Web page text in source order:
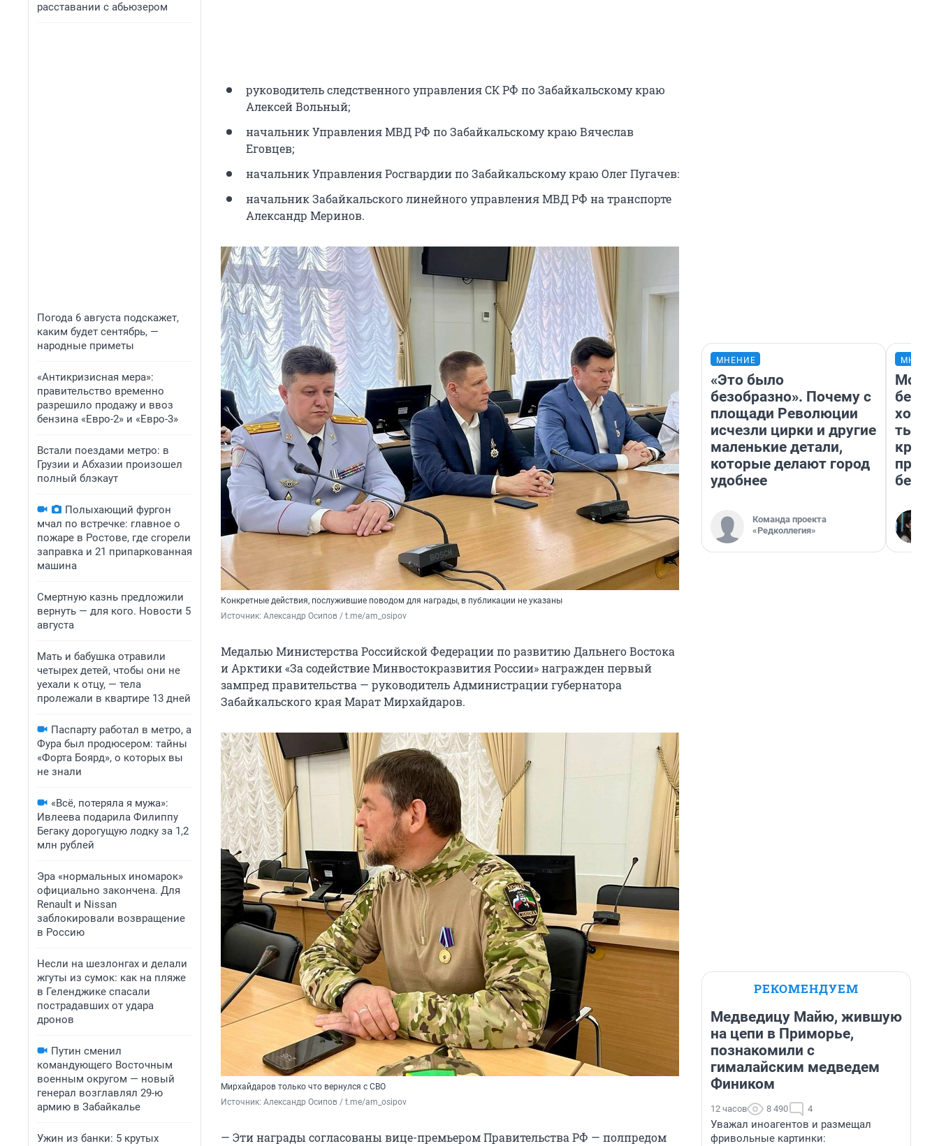
расставании с абьюзером
Погода 6 августа подскажет,
каким будет сентябрь, —
народные приметы
«Антикризисная мера»:
правительство временно
разрешило продажу и ввоз
бензина «Евро-2» и «Евро-3»
Встали поездами метро: в
Грузии и Абхазии произошел
полный блэкаут
Полыхающий фургон
мчал по встречке: главное о
пожаре в Ростове, где сгорели
заправка и 21 припаркованная
машина
Смертную казнь предложили
вернуть — для кого. Новости 5
августа
Мать и бабушка отравили
четырех детей, чтобы они не
уехали к отцу, — тела
пролежали в квартире 13 дней
Паспарту работал в метро, а
Фура был продюсером: тайны
«Форта Боярд», о которых вы
не знали
«Всё, потеряла я мужа»:
Ивлеева подарила Филиппу
Бегаку дорогущую лодку за 1,2
млн рублей
Эра «нормальных иномарок»
официально закончена. Для
Renault и Nissan
заблокировали возвращение
в Россию
Несли на шезлонгах и делали
жгуты из сумок: как на пляже
в Геленджике спасали
пострадавших от удара
дронов
Путин сменил
командующего Восточным
военным округом — новый
генерал возглавлял 29-ю
армию в Забайкалье
Ужин из банки: 5 крутых
руководитель следственного управления СК РФ по Забайкальскому краю
Алексей Вольный;
начальник Управления МВД РФ по Забайкальскому краю Вячеслав
Еговцев;
начальник Управления Росгвардии по Забайкальскому краю Олег Пугачев:
начальник Забайкальского линейного управления МВД РФ на транспорте
Александр Меринов.
Конкретные действия, послужившие поводом для награды, в публикации не указаны
Источник: Александр Осипов / t.me/am_osipov
Медалью Министерства Российской Федерации по развитию Дальнего Востока
и Арктики «За содействие Минвостокразвития России» награжден первый
зампред правительства — руководитель Администрации губернатора
Забайкальского края Марат Мирхайдаров.
Мирхайдаров только что вернулся с СВО
Источник: Александр Осипов / t.me/am_osipov
— Эти награды согласованы вице-премьером Правительства РФ — полпредом
МНЕНИЕ
«Это было
безобразно». Почему с
площади Революции
исчезли цирки и другие
маленькие детали,
которые делают город
удобнее
Команда проекта
«Редколлегия»
Мой
РЕКОМЕНДУЕМ
Медведицу Майю, жившую
на цепи в Приморье,
познакомили с
гималайским медведем
Фиником
12 часов 8 490 4
Уважал иноагентов и размещал
фривольные картинки: